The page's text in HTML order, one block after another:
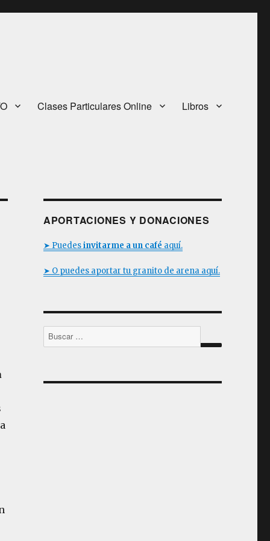
Clases Particulares Online Libros
APORTACIONES Y DONACIONES
➤ Puedesinvitarme a un café aquí.
➤ O puedes aportar tu granito de arena aquí.
Buscar
por:
BUSCAR